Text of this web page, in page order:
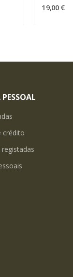
19,00 €
crédito